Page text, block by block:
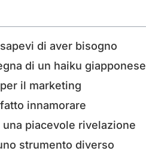
di aver bisogno
di un haiku giapponese
il marketing
innamorare
piacevole rivelazione
strumento diverso